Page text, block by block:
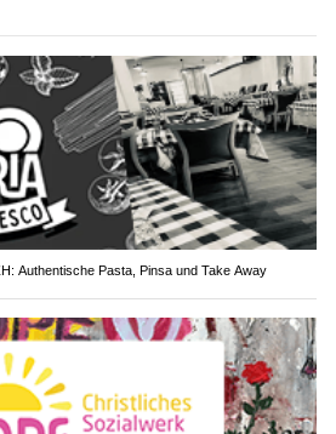
Authentische Pasta, Pinsa und Take Away